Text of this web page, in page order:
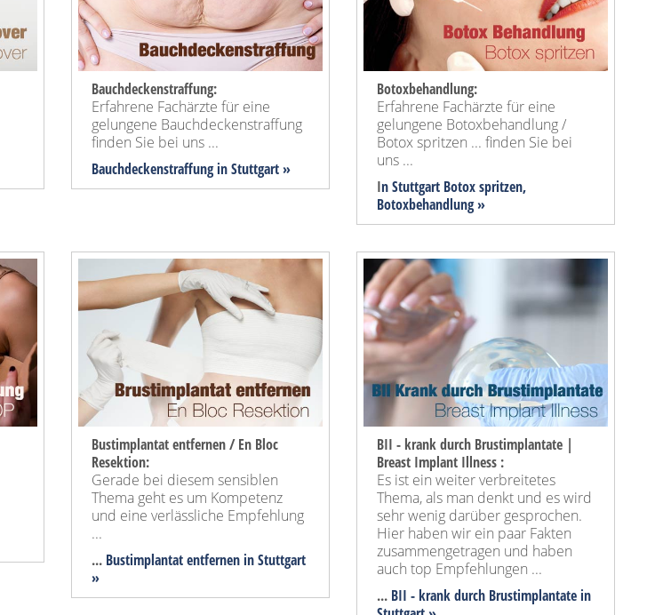
Bauchdeckenstraffung:
Erfahrene Fachärzte für eine
gelungene Bauchdeckenstraffung
finden Sie bei uns ...
Bauchdeckenstraffungin Stuttgart »
Botoxbehandlung:
Erfahrene Fachärzte für eine
gelungene Botoxbehandlung /
Botox spritzen ... finden Sie bei
uns ...
In Stuttgart Botox spritzen,
Botoxbehandlung »
Bustimplantat entfernen / En Bloc
Resektion:
Gerade bei diesem sensiblen
Thema geht es um Kompetenz
und eine verlässliche Empfehlung
...
... Bustimplantat entfernen in Stuttgart
»
BII - krank durch Brustimplantate |
Breast Implant Illness :
Es ist ein weiter verbreitetes
Thema, als man denkt und es wird
sehr wenig darüber gesprochen.
Hier haben wir ein paar Fakten
zusammengetragen und haben
auch top Empfehlungen ...
... BII - krank durch Brustimplantate in